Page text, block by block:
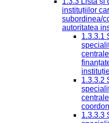
instituțiilor
subordinea/
autoritatea
1.3.3.1
1.3.3.2
1.3.3.3